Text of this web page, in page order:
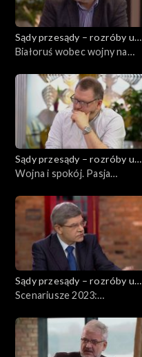
Sądy przesądy – rozróby u
Kuby
Białoruś wobec wojny na
polityczne
Sądy przesądy – rozróby u
Kuby
Wojna i spokój. Pasja
Sądy przesądy – rozróby u
Kuby
Scenariusze 2023:
geostrategiczna